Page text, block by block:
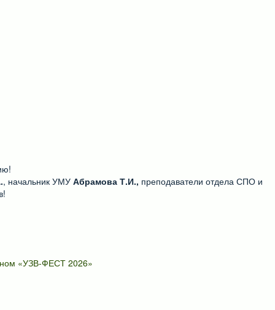
, начальник УМУ Абрамова Т.И., преподаватели отдела СПО и
«УЗВ-ФЕСТ 2026»